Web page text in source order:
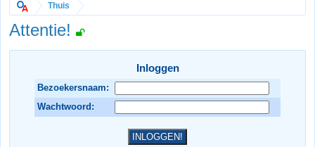
Thuis
Attentie!
Inloggen
Bezoekersnaam:
Wachtwoord: